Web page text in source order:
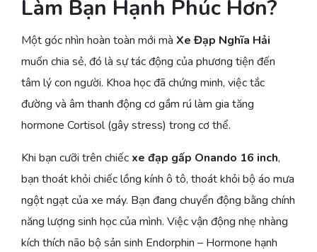
Làm Bạn Hạnh Phúc Hơn?
Một góc nhìn hoàn toàn mới mà Xe Đạp Nghĩa Hải
muốn chia sẻ, đó là sự tác động của phương tiện đến
tâm lý con người. Khoa học đã chứng minh, việc tắc
đường và âm thanh động cơ gầm rú làm gia tăng
hormone Cortisol (gây stress) trong cơ thể.
Khi bạn cưỡi trên chiếc xe đạp gấp Onando 16 inch,
bạn thoát khỏi chiếc lồng kính ô tô, thoát khỏi bộ áo mưa
ngột ngạt của xe máy. Bạn đang chuyển động bằng chính
năng lượng sinh học của mình. Việc vận động nhẹ nhàng
kích thích não bộ sản sinh Endorphin – Hormone hạnh